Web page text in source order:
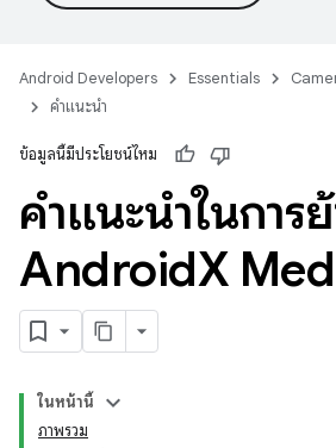
Android Developers Essentials
คำแนะนำ
ข้อมูลนี้มีประโยชน์ไหม
คำแนะนำในการ
AndroidX
ในหน้านี้
ภาพรวม